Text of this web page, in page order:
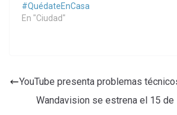
#QuédateEnCasa
En "Ciudad"
YouTube presenta problemas
Wandavision se estrena el 15 de